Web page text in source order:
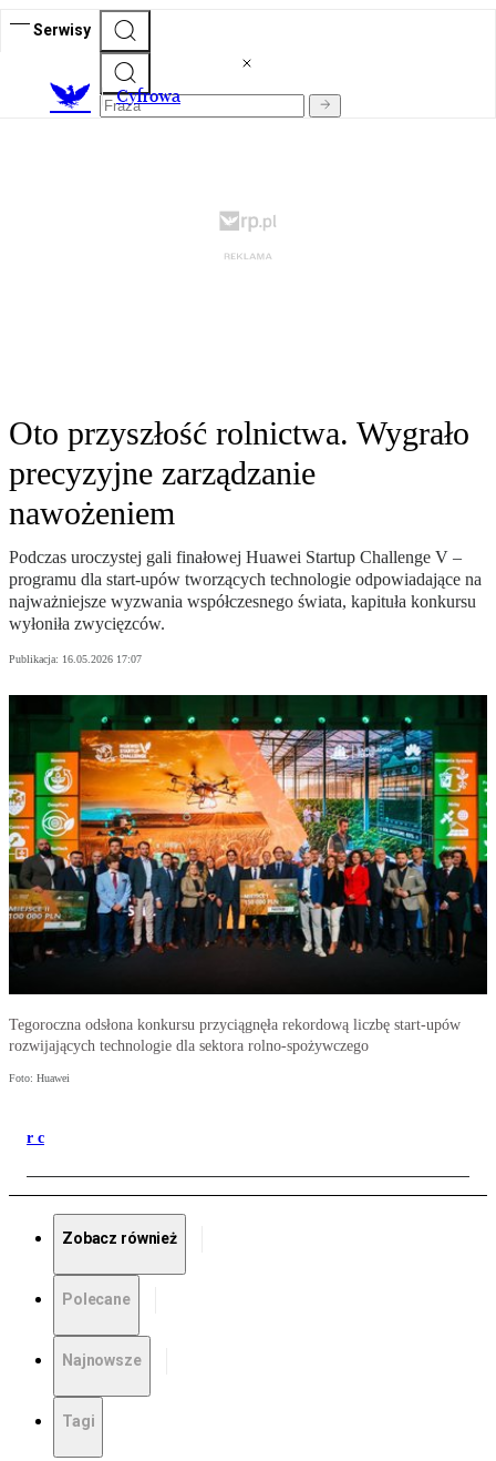
Serwisy
Cyfrowa
Oto przyszłość rolnictwa. Wygrało
precyzyjne zarządzanie
nawożeniem
Podczas uroczystej gali finałowej Huawei Startup Challenge V –
programu dla start-upów tworzących technologie odpowiadające na
najważniejsze wyzwania współczesnego świata, kapituła konkursu
wyłoniła zwycięzców.
Publikacja: 16.05.2026 17:07
Tegoroczna odsłona konkursu przyciągnęła rekordową liczbę start-upów
rozwijających technologie dla sektora rolno-spożywczego
Foto: Huawei
r c
Zobacz również
Polecane
Najnowsze
Tagi